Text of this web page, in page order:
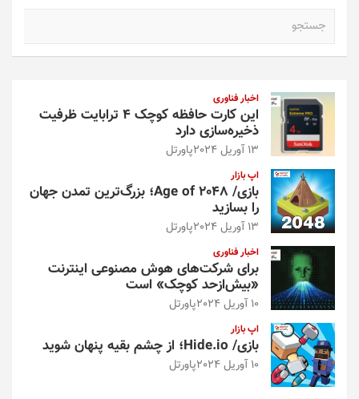
اخبار فناوری
این کارت حافظه کوچک ۴ ترابایت ظرفیت
ذخیره‌سازی دارد
13 آوریل 2024 پاورتل
اپ بازار
بازی/ Age of 2048؛ بزرگ‌ترین تمدن جهان
را بسازید
13 آوریل 2024 پاورتل
اخبار فناوری
برای شرکت‌های هوش مصنوعی اینترنت
«بیش‌از‌حد کوچک» است
10 آوریل 2024 پاورتل
اپ بازار
بازی/ Hide.io؛ از چشم بقیه پنهان شوید
10 آوریل 2024 پاورتل